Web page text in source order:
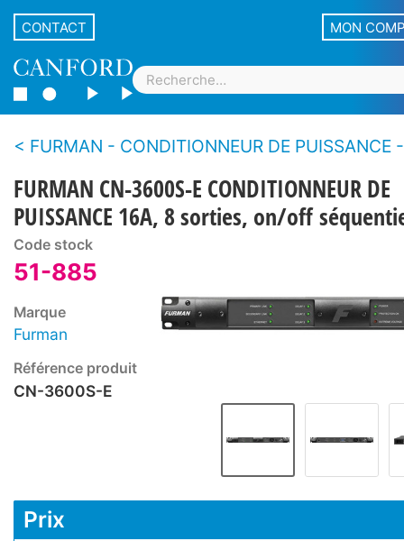
CONTACT MON
FURMAN - CONDITIONNEUR DE PUISSANCE - avec
FURMAN CN-3600S-E CONDITIONNEUR DE
PUISSANCE 16A, 8 sorties, on/off
Code stock
51-885
Marque
Furman
Référence produit
CN-3600S-E
Prix